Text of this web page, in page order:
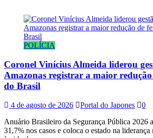
POLÍCIA
Coronel Vinícius Almeida liderou
Amazonas registrar a maior
do Brasil
4 de agosto de 2026 Portal do Japones
0
Anuário Brasileiro da Segurança Pública 2026
31,7% nos casos e coloca o estado na